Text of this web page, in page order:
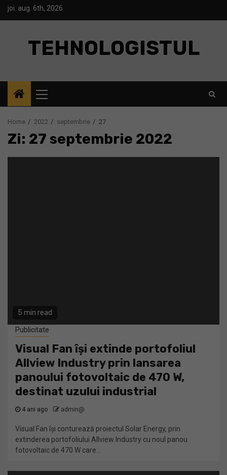
Skipjoi. aug. 6th, 2026
TEHNOLOGISTUL
Menu
Home 2022 septembrie 27
Zi: 27 septembrie 2022
5 min read
Publicitate
Visual Fan își extinde portofoliul
Allview Industry prin lansarea
panoului fotovoltaic de 470 W,
destinat uzului industrial
4 ani ago admin@
Visual Fan își conturează proiectul Solar Energy, prin
extinderea portofoliului Allview Industry cu noul panou
fotovoltaic de 470 W care...